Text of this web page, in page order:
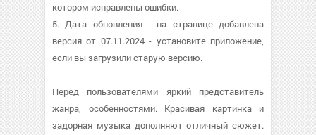
котором исправлены ошибки.
5. Дата обновления - на странице добавлена
версия от 07.11.2024 - установите приложение,
если вы загрузили старую версию.
Перед пользователями яркий представитель
жанра, особенностями. Красивая картинка и
задорная музыка дополняют отличный сюжет.